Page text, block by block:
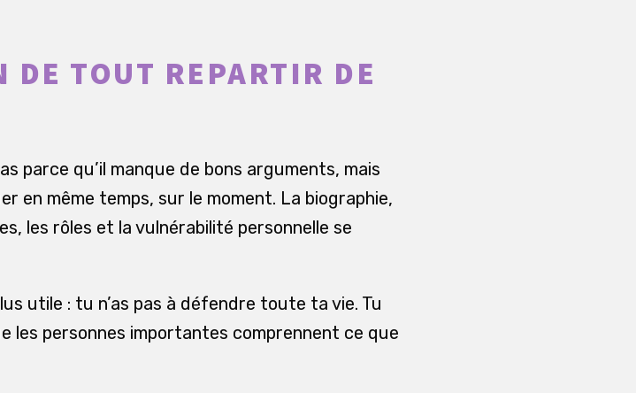
DE TOUT REPARTIR DE
parce qu’il manque de bons arguments, mais
en même temps, sur le moment. La biographie,
les rôles et la vulnérabilité personnelle se
utile : tu n’as pas à défendre toute ta vie. Tu
les personnes importantes comprennent ce que